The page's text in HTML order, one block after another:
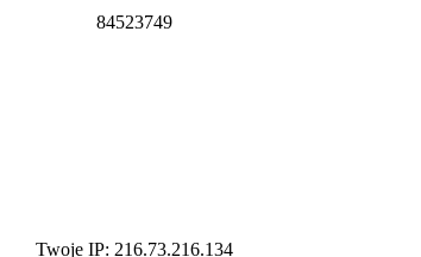
84523749
Twoje IP: 216.73.216.134